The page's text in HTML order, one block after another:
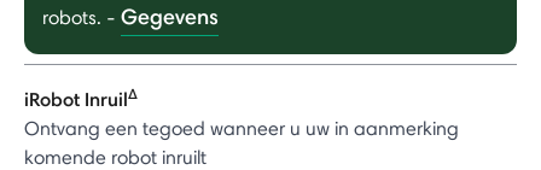
robots. - Gegevens
iRobot InruilΔ
Ontvang een tegoed wanneer u uw in aanmerking
komende robot inruilt